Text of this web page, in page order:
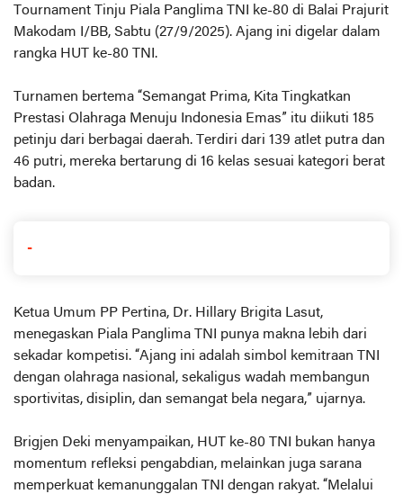
Tournament Tinju Piala Panglima TNI ke-80 di Balai Prajurit
Makodam I/BB, Sabtu (27/9/2025). Ajang ini digelar dalam
rangka HUT ke-80 TNI.
Turnamen bertema “Semangat Prima, Kita Tingkatkan
Prestasi Olahraga Menuju Indonesia Emas” itu diikuti 185
petinju dari berbagai daerah. Terdiri dari 139 atlet putra dan
46 putri, mereka bertarung di 16 kelas sesuai kategori berat
badan.
-
Ketua Umum PP Pertina, Dr. Hillary Brigita Lasut,
menegaskan Piala Panglima TNI punya makna lebih dari
sekadar kompetisi. “Ajang ini adalah simbol kemitraan TNI
dengan olahraga nasional, sekaligus wadah membangun
sportivitas, disiplin, dan semangat bela negara,” ujarnya.
Brigjen Deki menyampaikan, HUT ke-80 TNI bukan hanya
momentum refleksi pengabdian, melainkan juga sarana
memperkuat kemanunggalan TNI dengan rakyat. “Melalui